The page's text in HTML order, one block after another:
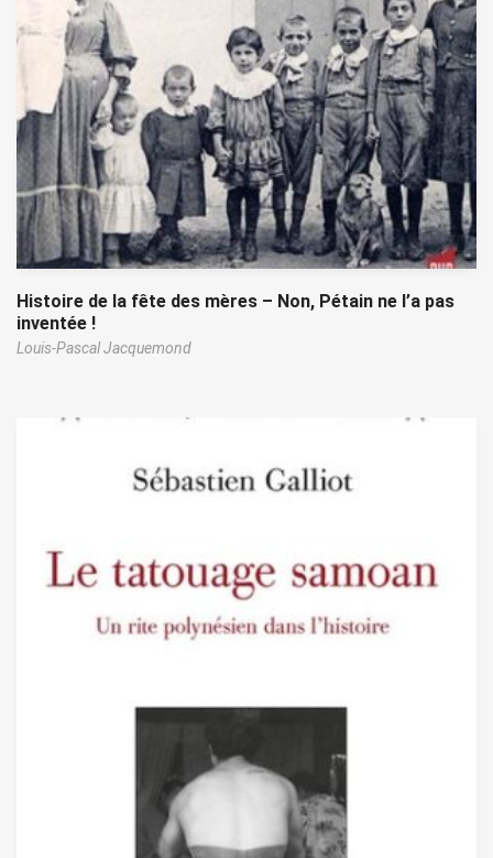
Histoire de la fête des mères – Non, Pétain ne l’a pas
inventée !
Louis-Pascal Jacquemond